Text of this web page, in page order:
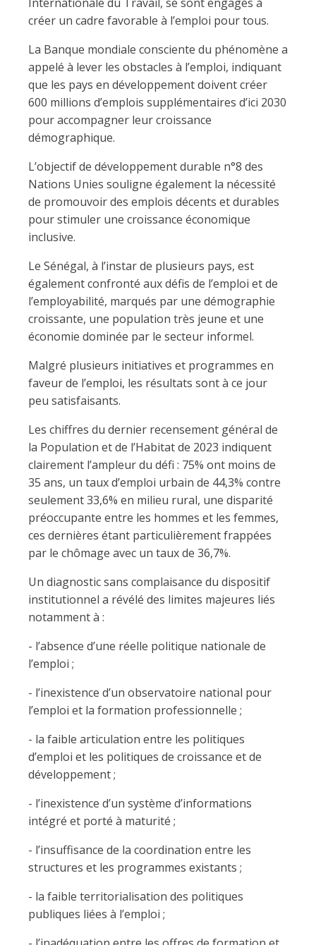
créer un cadre favorable à l’emploi pour tous.
La Banque mondiale consciente du phénomène a
appelé à lever les obstacles à l’emploi, indiquant
que les pays en développement doivent créer
600 millions d’emplois supplémentaires d’ici 2030
pour accompagner leur croissance
démographique.
L’objectif de développement durable n°8 des
Nations Unies souligne également la nécessité
de promouvoir des emplois décents et durables
pour stimuler une croissance économique
inclusive.
Le Sénégal, à l’instar de plusieurs pays, est
également confronté aux défis de l’emploi et de
l’employabilité, marqués par une démographie
croissante, une population très jeune et une
économie dominée par le secteur informel.
Malgré plusieurs initiatives et programmes en
faveur de l’emploi, les résultats sont à ce jour
peu satisfaisants.
Les chiffres du dernier recensement général de
la Population et de l’Habitat de 2023 indiquent
clairement l’ampleur du défi : 75% ont moins de
35 ans, un taux d’emploi urbain de 44,3% contre
seulement 33,6% en milieu rural, une disparité
préoccupante entre les hommes et les femmes,
ces dernières étant particulièrement frappées
par le chômage avec un taux de 36,7%.
Un diagnostic sans complaisance du dispositif
institutionnel a révélé des limites majeures liés
notamment à :
- l’absence d’une réelle politique nationale de
l’emploi ;
- l’inexistence d’un observatoire national pour
l’emploi et la formation professionnelle ;
- la faible articulation entre les politiques
d’emploi et les politiques de croissance et de
développement ;
- l’inexistence d’un système d’informations
intégré et porté à maturité ;
- l’insuffisance de la coordination entre les
structures et les programmes existants ;
- la faible territorialisation des politiques
publiques liées à l’emploi ;